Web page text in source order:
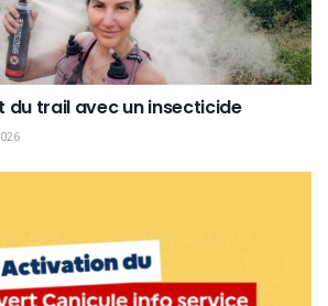
du trail avec un insecticide